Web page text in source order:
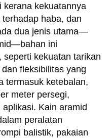
kerana kekuatannya
haba, dan
dua jenis utama—
ini
seperti kekuatan tarikan
fleksibilitas yang
termasuk ketebalan,
meter persegi,
Kain aramid
peralatan
balistik, pakaian